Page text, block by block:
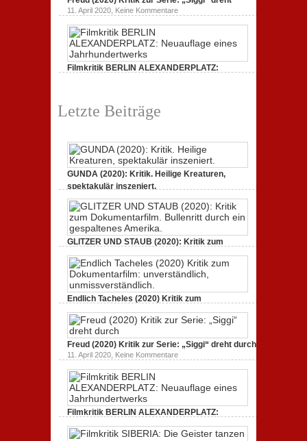
Amerika.
Kritik
zum
Dokumentarfilm:
unmissverständlich.
11. April 2020, Keine Kommentarezu
Freud
(2020)
zur
dreht
durch
Filmkritik BERLIN ALEXANDERPLATZ:
Letzte Beiträge
GUNDA (2020): Kritik. Heilige Kreaturen,
spektakulär inszeniert.
GUNDA
(2020):
Kritik.
Kreaturen,
spektakulär
GLITZER UND STAUB (2020): Kritik zum
Dokumentarfilm. Bullenritt durch ein
gespaltenes Amerika.
3. Oktober 2020,Keine Kommentarezu
UND
STAUB
Kritik
zum
Bullenritt
durch
ein
Endlich Tacheles (2020) Kritik zum
Dokumentarfilm: unverständlich,
unmissverständlich.
19. Mai 2020,Keine Kommentare
Endlich
Tacheles
(2020)
unverständlich,
Freud (2020) Kritik zur Serie: „Siggi“ dreht durch
11. April 2020, Keine Kommentarezu
Freud
(2020)
zur
dreht
durch
Filmkritik BERLIN ALEXANDERPLATZ:
Neuauflage eines Jahrhundertwerks
1. März 2020,Keine Kommentarezu